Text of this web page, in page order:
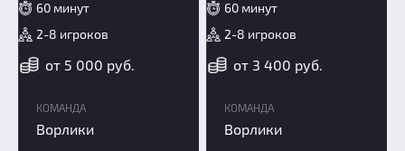
60 минут
2-8 игроков
от 5 000 руб.
КОМАНДА
Ворлики
60 минут
2-8 игроков
от 3 400 руб.
КОМАНДА
Ворлики